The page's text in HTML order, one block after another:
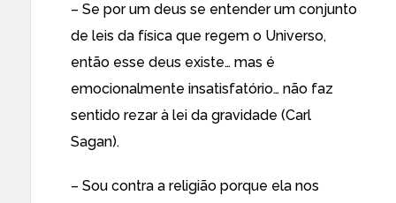
– Se por um deus se entender um conjunto
de leis da física que regem o Universo,
então esse deus existe… mas é
emocionalmente insatisfatório… não faz
sentido rezar à lei da gravidade (Carl
Sagan).
– Sou contra a religião porque ela nos